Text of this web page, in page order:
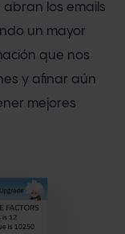
los emails
un mayor
que nos
y afinar aún
mejores